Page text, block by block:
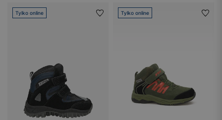
Tylko online Tylko online